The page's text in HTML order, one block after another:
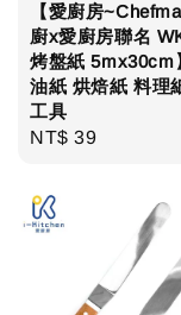
【愛廚房
廚x愛廚房聯名
烤盤紙 5mx30cm
油紙 烘焙紙 料理
工具
Regular
NT$ 39